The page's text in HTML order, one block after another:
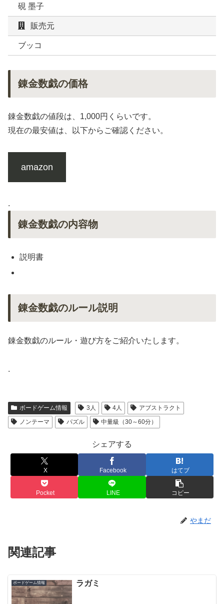
硯 墨子
販売元
ブッコ
錬金数戯の価格
錬金数戯の値段は、1,000円くらいです。
現在の最安値は、以下からご確認ください。
amazon
.
錬金数戯の内容物
説明書
錬金数戯のルール説明
錬金数戯のルール・遊び方をご紹介いたします。
.
ボードゲーム情報 3人 4人
アブストラクト
ノンテーマ
パズル 中量級（30～60分）
シェアする
X Facebook はてブ
Pocket LINE コピー
やまだ
関連記事
ボードゲーム情報 ラガミ